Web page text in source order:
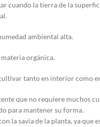
cuando la tierra de la
ambiental alta.
orgánica.
tanto en interior como
que no requiere muchos
para mantener su forma.
la savia de la planta, ya que